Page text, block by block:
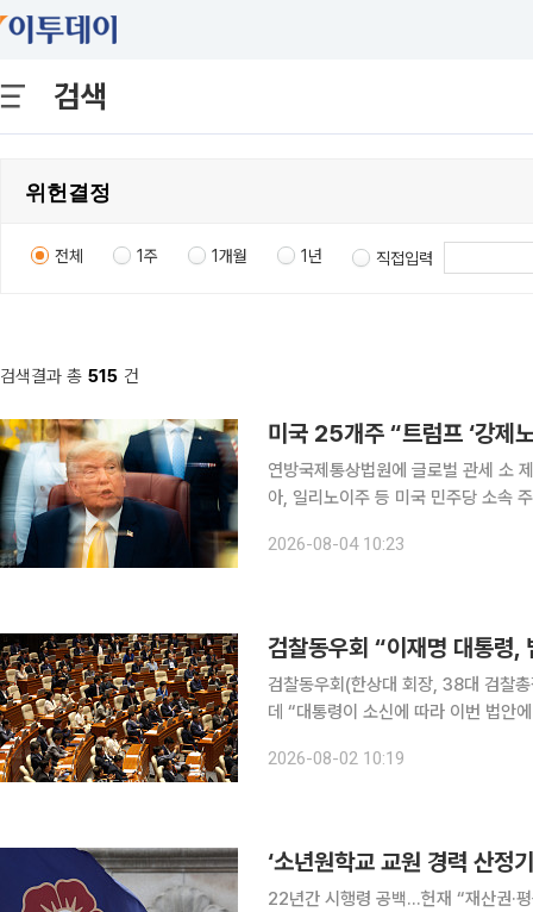
검색
전체 1주 1개월 1년 직접입력
검색결과 총 515 건
미국 25개주 “트럼프 ‘강제
연방국제통상법원에 글로벌 관세 소 제기"대
아, 일리노이주 등 미국 민주당 소속
연방국제통상법원에 도널드 트럼프
2026-08-04 10:23
검찰동우회 “이재명 대통령,
검찰동우회(한상대 회장, 38대 검찰
데 “대통령이 소신에 따라 이번 법안에 거부
명에도 불구하고 검사의 수사권을 폐
2026-08-02 10:19
‘소년원학교 교원 경력 산정
22년간 시행령 공백…헌재 “재산권·평등권 침해” 행정부가 소년원학교 교